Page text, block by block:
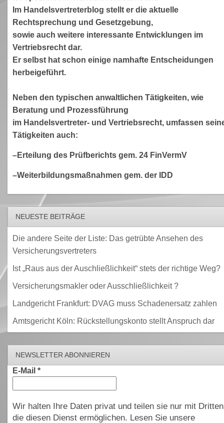
Im Handelsvertreterblog stellt er die aktuelle
Rechtsprechung und Gesetzgebung,
sowie auch weitere interessante Entwicklungen im
Vertriebsrecht dar.
Er selbst hat schon einige namhafte Entscheidungen
herbeigeführt.
Neben den typischen anwaltlichen Tätigkeiten, wie
Beratung und Prozessführung
im Handelsvertreter- und Vertriebsrecht, umfassen
Tätigkeiten auch:
–Erteilung des Prüfberichts gem. 24 FinVermV
–Weiterbildungsmaßnahmen gem. der IDD
NEUESTE BEITRÄGE
Die andere Seite der Liste: Das getrübte Ansehen des
Versicherungsvertreters
Ist „Raus aus der Auschließlichkeit“ stets der richtige Weg?
Versicherungsmakler oder Ausschließlichkeit ?
Landgericht Frankfurt: DVAG muss Schadenersatz zahlen
Amtsgericht Köln: Rückstellungskonto stellt Anspruch dar
NEWSLETTER ABONNIEREN
E-Mail *
Wir halten Ihre Daten privat und teilen sie nur mit
die diesen Dienst ermöglichen. Lesen Sie unsere